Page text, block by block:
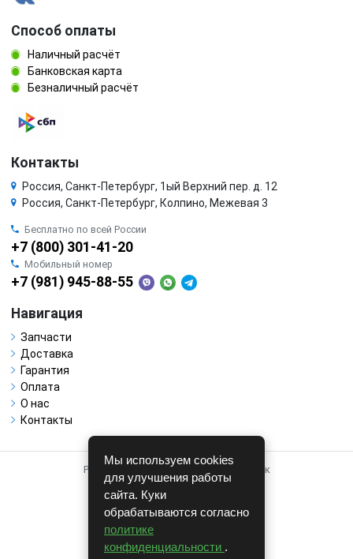
Способ оплаты
Наличный расчёт
Банковская карта
Безналичный расчёт
Контакты
Россия, Санкт-Петербург, 1ый Верхний пер. д. 12
Россия, Санкт-Петербург, Колпино, Межевая 3
Бесплатно по всей России
+7 (800) 301-41-20
Мобильный номер
+7 (981) 945-88-55
Навигация
Запчасти
Доставка
Гарантия
Оплата
О нас
Контакты
Работает на системе для авторазборок
CARRO.БИЗНЕС
Полная версия
© COPYRIGHT 2026 г.
v1.1.24
Мы используем cookies
для улучшения работы
сайта. Куки
обрабатываются согласно
политике
конфиденциальности .